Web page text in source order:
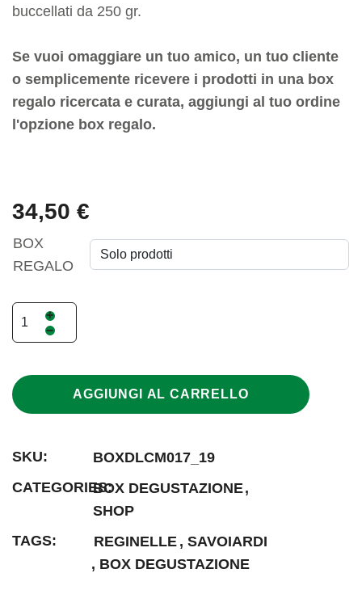
buccellati da 250 gr.
Se vuoi omaggiare un tuo amico, un tuo cliente
o semplicemente ricevere i prodotti in una box
regalo ricercata e curata, aggiungi al tuo ordine
l'opzione box regalo.
34,50 €
BOX
REGALO
+
–
AGGIUNGI AL CARRELLO
BOXDLCM017_19
BOX DEGUSTAZIONE
SHOP
REGINELLE
SAVOIARDI
BOX DEGUSTAZIONE